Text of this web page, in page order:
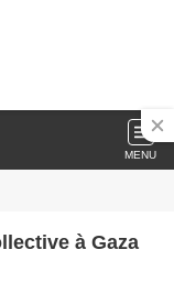
MENU
à Gaza